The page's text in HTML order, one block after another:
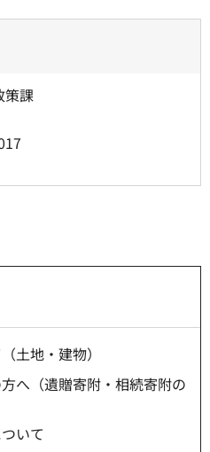
策課
土地・建物）
へ（遺贈寄附・相続寄附の
いて